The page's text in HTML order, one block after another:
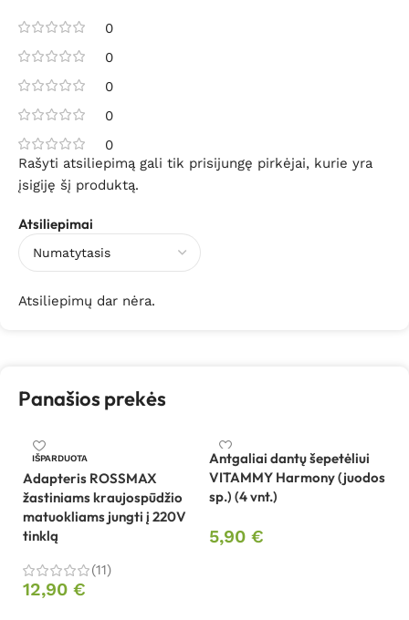
0
0
0
0
0
Atsiliepimai
Atsiliepimų dar nėra.
Rašyti atsiliepimą gali tik prisijungę pirkėjai, kurie yra
įsigiję šį produktą.
Panašios prekės
IŠPARDUOTA
Adapteris ROSSMAX
žastiniams kraujospūdžio
matuokliams jungti į 220V
tinklą
(11)
12,90 €
Antgaliai dantų šepetėliui
VITAMMY Harmony (juodos
sp.) (4 vnt.)
5,90 €